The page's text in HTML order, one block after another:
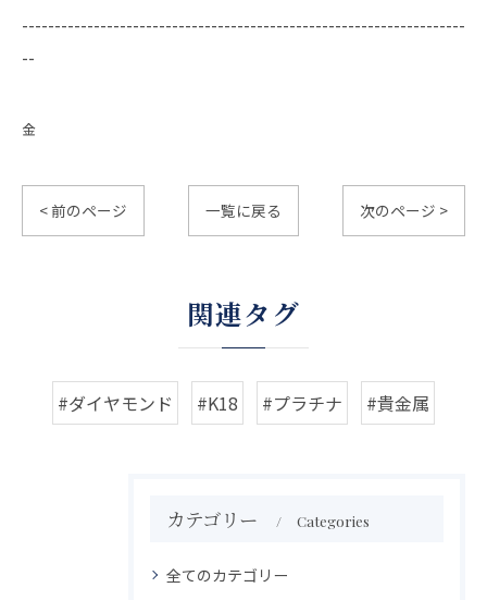
--------------------------------------------------------------------
--
金
< 前のページ 一覧に戻る 次のページ >
関連タグ
#ダイヤモンド #K18 #プラチナ #貴金属
カテゴリー Categories
全てのカテゴリー